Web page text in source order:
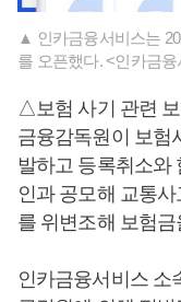
▲ 인카금융서비스는
를 오픈했다. <인카금
△보험 사기 관련
금융감독원이 보험
발하고 등록취소와
인과 공모해 교통
를 위변조해 보험
인카금융서비스 소